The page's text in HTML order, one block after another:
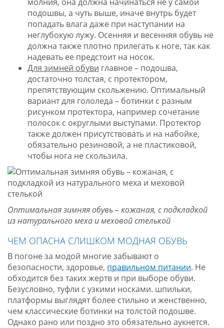
подошвы, а чуть выше, иначе внутрь будет
попадать влага даже при наступании на
неглубокую лужу. Осенняя и весенняя обувь не
должна также плотно прилегать к ноге, так как
надевать ее предстоит на носок.
Для зимней обуви главное – подошва,
достаточно толстая, с протектором,
препятствующим скольжению. Оптимальный
вариант для гололеда – ботинки с разным
рисунком протектора, например сочетание
полосок с округлыми выступами. Протектор
также должен присутствовать и на набойке,
обязательно резиновой, а не пластиковой,
чтобы нога не скользила.
Оптимальная зимняя обувь – кожаная, с подкладкой
из натурального меха и меховой стелькой
ЧЕМ ОПАСНА СЛИШКОМ МОДНАЯ ОБУВЬ
В погоне за модой многие забывают о
безопасности, здоровье, правильном питании. Не
обходится без таких жертв и при выборе обуви.
Безусловно, туфли с узкими носками. шпильки,
платформы выглядят более стильно и женственно,
чем классические ботинки на толстой подошве.
Однако рано или поздно это обязательно аукнется.